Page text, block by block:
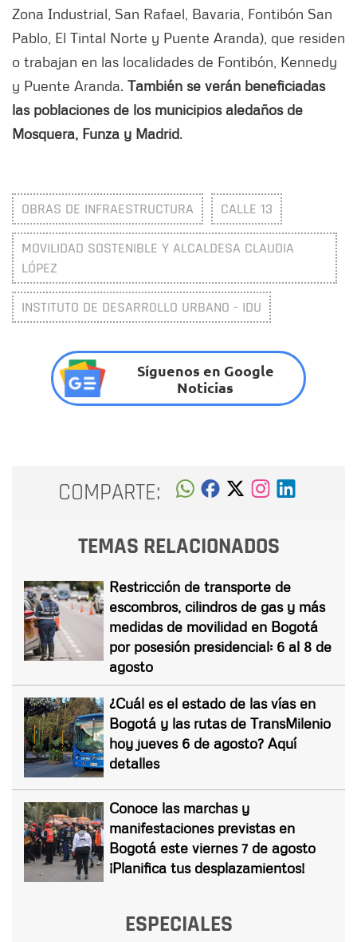
Zona Industrial, San Rafael, Bavaria, Fontibón San
Pablo, El Tintal Norte y Puente Aranda), que residen
o trabajan en las localidades de Fontibón, Kennedy
y Puente Aranda. También se verán beneficiadas
las poblaciones de los municipios aledaños de
Mosquera, Funza y Madrid.
OBRAS DE INFRAESTRUCTURA CALLE 13
MOVILIDAD SOSTENIBLE Y ALCALDESA CLAUDIA
LÓPEZ
INSTITUTO DE DESARROLLO URBANO - IDU
Síguenos en Google
Noticias
COMPARTE:
TEMAS RELACIONADOS
Restricción de transporte de
escombros, cilindros de gas y más
medidas de movilidad en Bogotá
por posesión presidencial: 6 al 8 de
agosto
¿Cuál es el estado de las vías en
Bogotá y las rutas de TransMilenio
hoy jueves 6 de agosto? Aquí
detalles
Conoce las marchas y
manifestaciones previstas en
Bogotá este viernes 7 de agosto
¡Planifica tus desplazamientos!
ESPECIALES